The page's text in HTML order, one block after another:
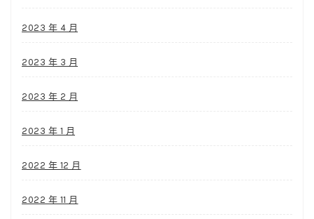
2023 年 4 月
2023 年 3 月
2023 年 2 月
2023 年 1 月
2022 年 12 月
2022 年 11 月